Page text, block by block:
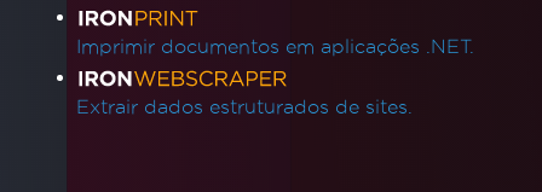
Imprimir documentos em aplicações .NET.
Extrair dados estruturados de sites.